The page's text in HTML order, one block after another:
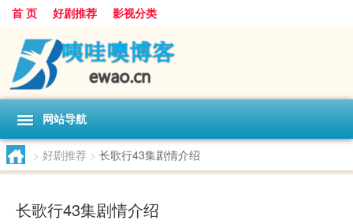
首 页 好剧推荐 影视分类
网站导航
> 好剧推荐 > 长歌行43集剧情介绍
长歌行43集剧情介绍